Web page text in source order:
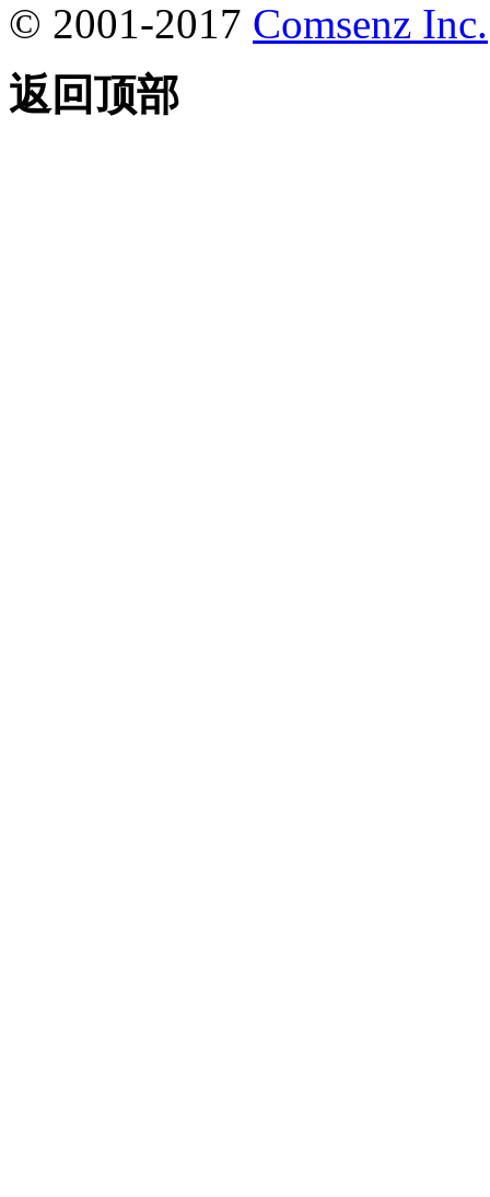
© 2001-2017 Comsenz Inc.
返回顶部